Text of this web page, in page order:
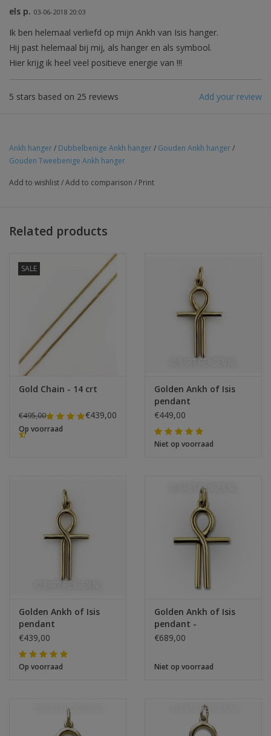
els p. 03-06-2018 20:03
Ik ben helemaal verliefd op mijn Ankh van Isis hanger.
Hij past helemaal bij mij, als hanger en als symbool.
Hier krijg ik heel veel positieve energie van !!!
Add your review
5 stars based on 25 reviews
Ankh hanger/ Dubbelbenige Ankh hanger/ Gouden Ankh hanger/
Gouden Tweebenige Ankh hanger
Add to wishlist/Add to comparison / Print
Related products
SALE
Gold Chain - 14 crt
€495,00 €439,00
Op voorraad
Golden Ankh of Isis
pendant
€449,00
Niet op voorraad
Golden Ankh of Isis
pendant
€439,00
Op voorraad
Golden Ankh of Isis
pendant -
€689,00
Niet op voorraad